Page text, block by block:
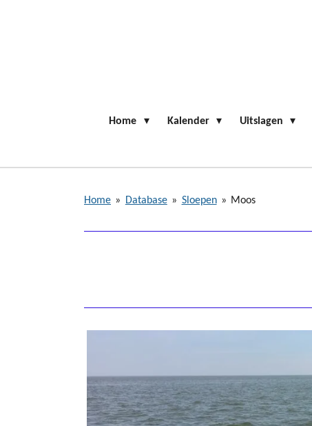
Home Kalender Uitslagen
Home » Database » Sloepen » Moos